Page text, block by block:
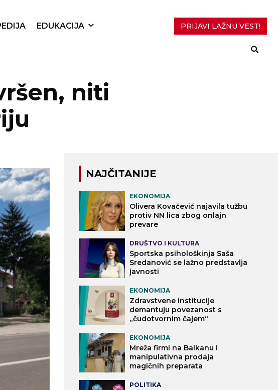
EDUKACIJA PRIJAVI LAŽNU VEST!
niti
NAJČITANIJE
EKONOMIJA
Olivera Kovačević najavila tužbu
protiv NN lica zbog onlajn
prevare
DRUŠTVO I KULTURA
Sportska psihološkinja Saša
Sredanović se lažno predstavlja
javnosti
EKONOMIJA
Zdravstvene institucije
demantuju povezanost s
„čudotvornim čajem“
EKONOMIJA
Mreža firmi na Balkanu i
manipulativna prodaja
magičnih preparata
POLITIKA